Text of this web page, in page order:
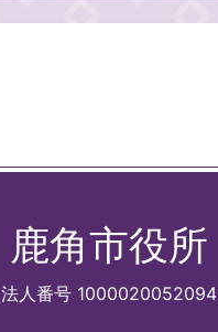
鹿角市役所
法人番号 1000020052094